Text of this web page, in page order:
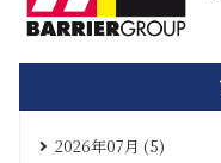
2026年07月 (5)